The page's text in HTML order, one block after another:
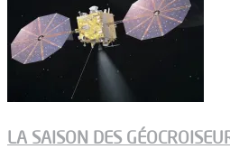
LA SAISON DES